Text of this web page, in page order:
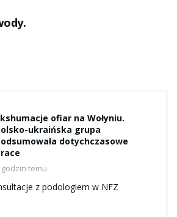
ofiar na Wołyniu.
ukraińska grupa
dotychczasowe
godzin temu
z podologiem w NFZ